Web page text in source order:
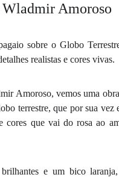
Wladmir Amoroso
sobre o Globo
realistas e cores vivas.
Amoroso, vemos uma
terrestre, que por sua vez
que vai do rosa ao
e um bico laranja,